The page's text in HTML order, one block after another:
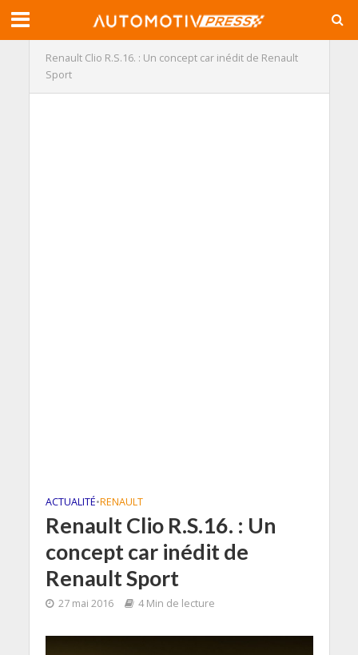
Renault Clio R.S.16. : Un concept car inédit de Renault
Sport
ACTUALITÉ•RENAULT
Renault Clio R.S.16. : Un
concept car inédit de
Renault Sport
27 mai 2016 4 Min de lecture